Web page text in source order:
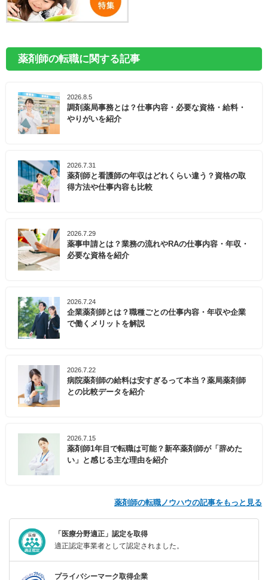
薬剤師の転職に関する記事
2026.8.5
調剤薬局事務とは？仕事内容・必要な資格・給料・
やりがいを紹介
2026.7.31
薬剤師と看護師の年収はどれくらい違う？資格の取
得方法や仕事内容も比較
2026.7.29
薬事申請とは？業務の流れやRAの仕事内容・年収・
必要な資格を紹介
2026.7.24
企業薬剤師とは？職種ごとの仕事内容・年収や企業
で働くメリットを解説
2026.7.22
病院薬剤師の給料は安すぎるって本当？薬局薬剤師
との比較データを紹介
2026.7.15
薬剤師1年目で転職は可能？新卒薬剤師が「辞めた
い」と感じる主な理由を紹介
薬剤師の転職ノウハウの記事をもっと見る
「医療分野適正」認定を取得
適正認定事業者として認定されました。
プライバシーマーク取得企業